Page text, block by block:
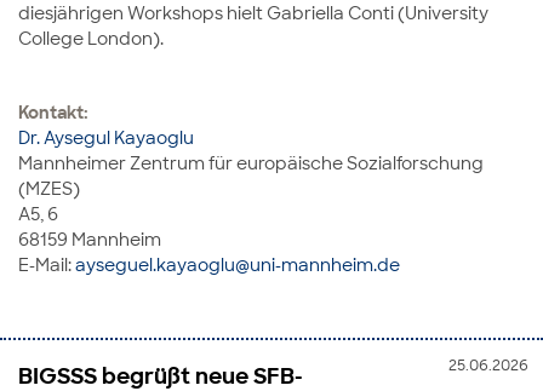
diesjährigen Workshops hielt Gabriella Conti (University
College London).
Kontakt:
Dr. Aysegul Kayaoglu
Mannheimer Zentrum für europäische Sozialforschung
(MZES)
A5, 6
68159 Mannheim
E-Mail:ayseguel.kayaoglu@uni-mannheim.de
25.06.2026
BIGSSS begrüßt neue SFB-